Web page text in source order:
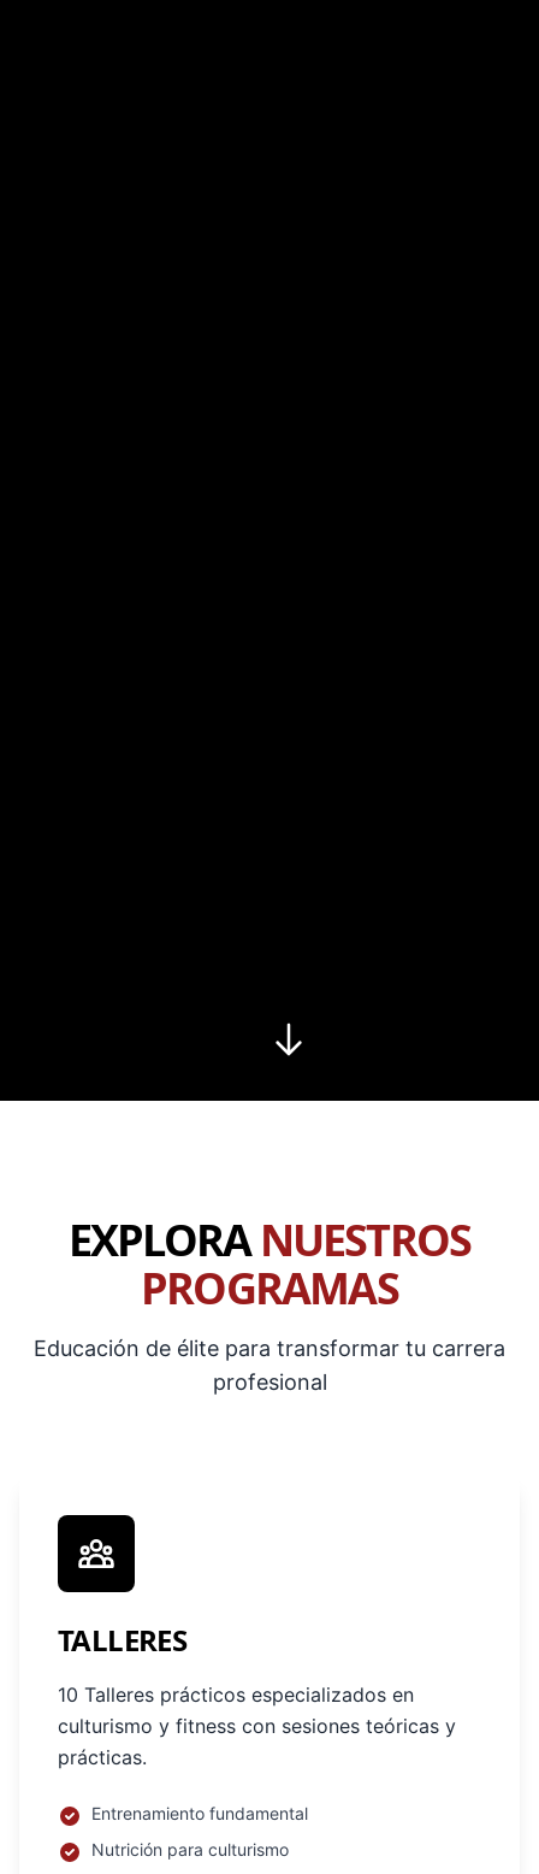
EXPLORANUESTROS
PROGRAMAS
Educación de élite para transformar tu carrera
profesional
TALLERES
10 Talleres prácticos especializados en
culturismo y fitness con sesiones teóricas y
prácticas.
Entrenamiento fundamental
Nutrición para culturismo